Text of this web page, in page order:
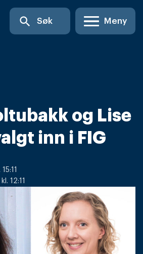
search Søk Meny
og Lise
inn i FIG
12:11